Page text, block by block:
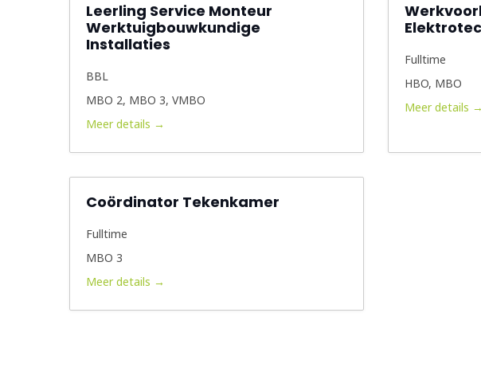
Leerling Service Monteur
Werktuigbouwkundige
Installaties
BBL
MBO 2 MBO 3 VMBO
Meer details
Fulltime
HBO MBO
Meer details
Coördinator Tekenkamer
Fulltime
MBO 3
Meer details